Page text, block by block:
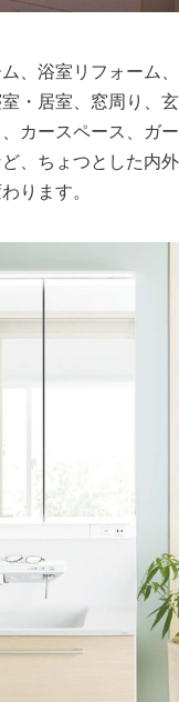
、浴室リフォーム
・居室、窓周り、
カースペース、ガ
、ちょつとした内
ります。